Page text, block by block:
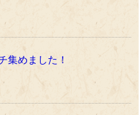
集めました！